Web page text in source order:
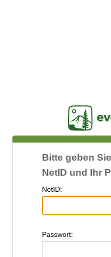
Bitte geben
NetID und Ihr
NetID:
Passwort: